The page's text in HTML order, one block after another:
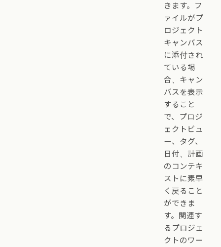
きます。フ
ァイルがプ
ロジェクト
キャンバス
に添付され
ている場
合、キャン
バスを表示
すること
で、プロジ
ェクトビュ
ー、タグ、
日付、計画
のコンテキ
ストに素早
く戻ること
ができま
す。関連す
るプロジェ
クトのワー